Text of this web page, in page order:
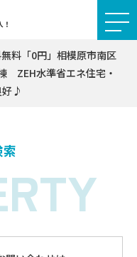
料「0円」相模原市南区
水準省エネ住宅・
好♪